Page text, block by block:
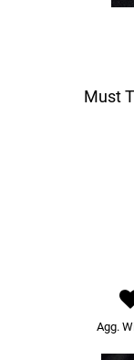
Must
Agg.